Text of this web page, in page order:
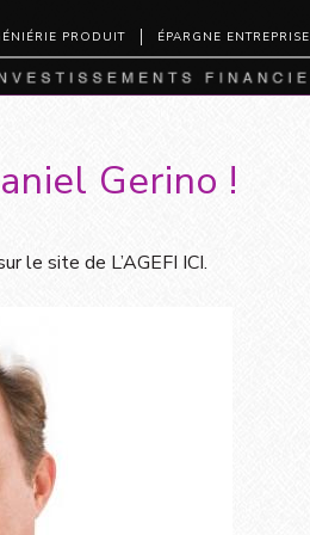
PRODUIT ÉPARGNE ENTREPRISE
Gerino !
le site de L’AGEFI ICI.